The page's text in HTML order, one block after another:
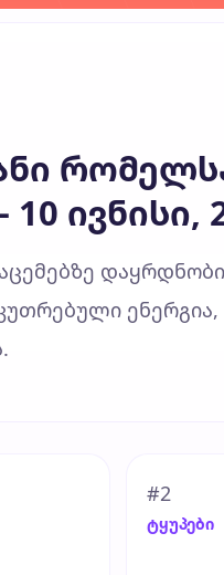
ივნისი,
ენერგია,
#2
ტყუპები